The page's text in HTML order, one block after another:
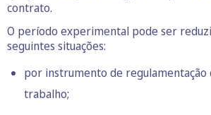
contrato.
O período experimental pode ser
seguintes situações:
por instrumento de regulamentação
trabalho;